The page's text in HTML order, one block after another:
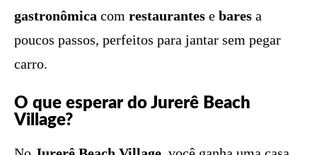
gastronômica com restaurantes e bares a
poucos passos, perfeitos para jantar sem pegar
carro.
O que esperar do Jurerê Beach
Village?